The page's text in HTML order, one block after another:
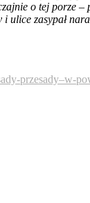
o tej porze
zasypał
przesady–w-